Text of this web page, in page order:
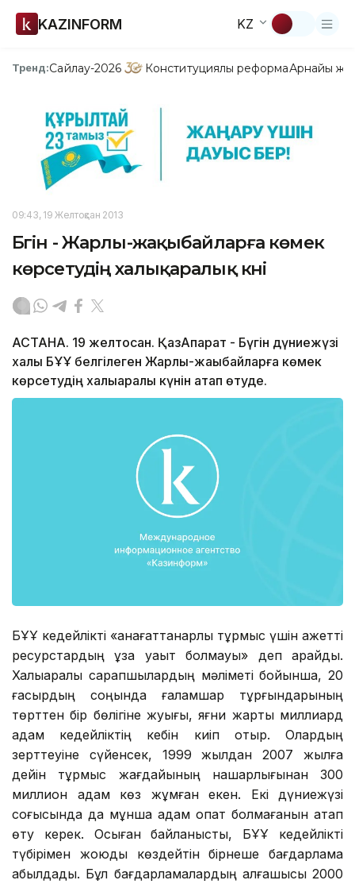
KAZINFORM KZ
Тренд:Сайлау-2026 Конституциялық реформаАрнайы
09:43, 19 Желтоқсан 2013
Бүгін - Жарлы-жақыбайларға көмек
көрсетудің халықаралық күні
АСТАНА. 19 желтоқсан. ҚазАқпарат - Бүгін дүниежүзі
халқы БҰҰ белгілеген Жарлы-жақыбайларға көмек
көрсетудің халықаралық күнін атап өтуде.
БҰҰ кедейлікті «қанағаттанарлық тұрмыс үшін қажетті
ресурстардың ұзақ уақыт болмауы» деп қарайды.
Халықаралық сарапшылардың мәліметі бойынша, 20
ғасырдың соңында ғаламшар тұрғындарының
төрттен бір бөлігіне жуығы, яғни жарты миллиард
адам кедейліктің кебін киіп отыр. Олардың
зерттеуіне сүйенсек, 1999 жылдан 2007 жылға
дейін тұрмыс жағдайының нашарлығынан 300
миллион адам көз жұмған екен. Екі дүниежүзі
соғысында да мұнша адам опат болмағанын атап
өту керек. Осыған байланысты, БҰҰ кедейлікті
түбірімен жоюды көздейтін бірнеше бағдарлама
қабылдады. Бұл бағдарламалардың алғашқысы 2000